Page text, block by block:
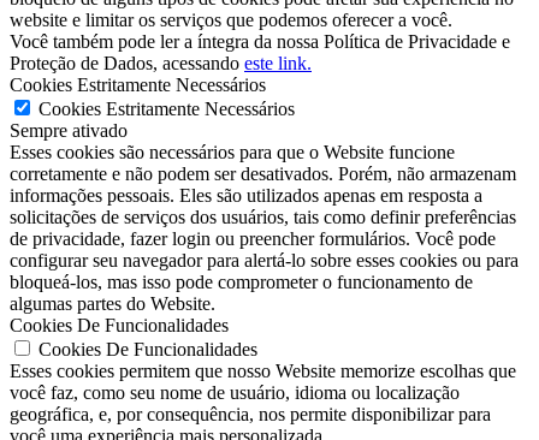
website e limitar os serviços que podemos oferecer a você.
Você também pode ler a íntegra da nossa Política de Privacidade e
Proteção de Dados, acessando este link.
Cookies Estritamente Necessários
Cookies Estritamente Necessários
Sempre ativado
Esses cookies são necessários para que o Website funcione
corretamente e não podem ser desativados. Porém, não armazenam
informações pessoais. Eles são utilizados apenas em resposta a
solicitações de serviços dos usuários, tais como definir preferências
de privacidade, fazer login ou preencher formulários. Você pode
configurar seu navegador para alertá-lo sobre esses cookies ou para
bloqueá-los, mas isso pode comprometer o funcionamento de
algumas partes do Website.
Cookies De Funcionalidades
Cookies De Funcionalidades
Esses cookies permitem que nosso Website memorize escolhas que
você faz, como seu nome de usuário, idioma ou localização
geográfica, e, por consequência, nos permite disponibilizar para
você uma experiência mais personalizada.